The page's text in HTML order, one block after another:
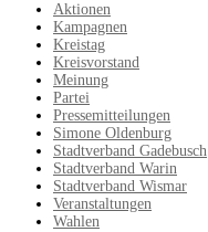
Aktionen
Kampagnen
Kreistag
Kreisvorstand
Meinung
Partei
Pressemitteilungen
Simone Oldenburg
Stadtverband Gadebusch
Stadtverband Warin
Stadtverband Wismar
Veranstaltungen
Wahlen